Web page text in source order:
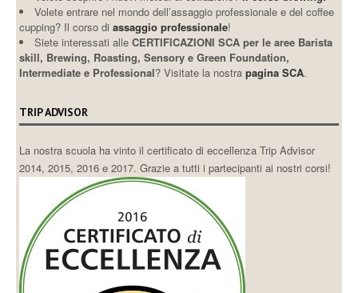
Volete entrare nel mondo dell’assaggio professionale e del coffee
cupping? Il corso diassaggio professionale!
Siete interessati alleCERTIFICAZIONI SCA per le aree Barista
skill, Brewing, Roasting, Sensory e Green Foundation,
Intermediate e Professional? Visitate la nostrapagina SCA.
TRIP ADVISOR
La nostra scuola ha vinto il certificato di eccellenza Trip Advisor
2014, 2015, 2016 e 2017. Grazie a tutti i partecipanti ai nostri corsi!